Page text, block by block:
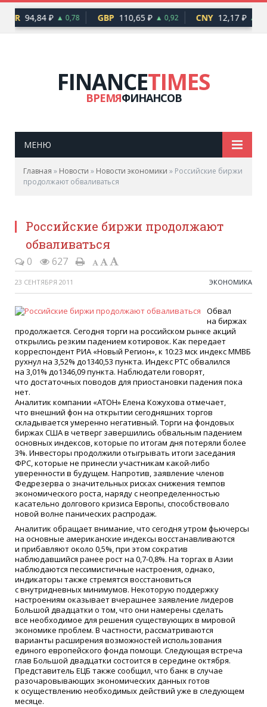
EUR 94,84 ₽ ▲ 0,78 GBP 110,65 ₽ ▲ 0,92 CNY 12,17 ₽ ▲
FINANCETIMES
ВРЕМЯФИНАНСОВ
МЕНЮ
Главная » Новости » Новости экономики » Российские биржи
продолжают обваливаться
Российские биржи продолжают
обваливаться
0 627
23 СЕНТЯБРЯ 2011 ЭКОНОМИКА
Обвал
на биржах
продолжается. Сегодня торги на российском рынке акций
открылись резким падением котировок. Как передает
корреспондент РИА «Новый Регион», к 10:23 мск индекс ММВБ
рухнул на 3,52% до1340,53 пункта. Индекс РТС обвалился
на 3,01% до1346,09 пункта. Наблюдатели говорят,
что достаточных поводов для приостановки падения пока
нет.
Аналитик компании «АТОН» Елена Кожухова отмечает,
что внешний фон на открытии сегодняшних торгов
складывается умеренно негативный. Торги на фондовых
биржах США в четверг завершились обвальным падением
основных индексов, которые по итогам дня потеряли более
3%. Инвесторы продолжили отыгрывать итоги заседания
ФРС, которые не принесли участникам какой-либо
уверенности в будущем. Напротив, заявление членов
Федрезерва о значительных рисках снижения темпов
экономического роста, наряду с неопределенностью
касательно долгового кризиса Европы, способствовало
новой волне панических распродаж.
Аналитик обращает внимание, что сегодня утром фьючерсы
на основные американские индексы восстанавливаются
и прибавляют около 0,5%, при этом сократив
наблюдавшийся ранее рост на 0,7-0,8%. На торгах в Азии
наблюдаются пессимистичные настроения, однако,
индикаторы также стремятся восстановиться
с внутридневных минимумов. Некоторую поддержку
настроениям оказывает вчерашнее заявление лидеров
Большой двадцатки о том, что они намерены сделать
все необходимое для решения существующих в мировой
экономике проблем. В частности, рассматриваются
варианты расширения возможностей использования
единого европейского фонда помощи. Следующая встреча
глав Большой двадцатки состоится в середине октября.
Представитель ЕЦБ также сообщил, что банк в случае
разочаровывающих экономических данных готов
к осуществлению необходимых действий уже в следующем
месяце.